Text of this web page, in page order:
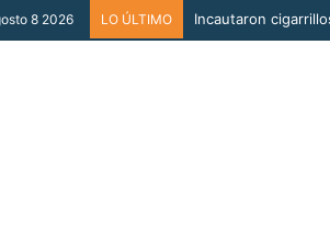
8 2026 LO ÚLTIMO Incautaron